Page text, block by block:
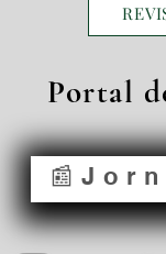
Portal